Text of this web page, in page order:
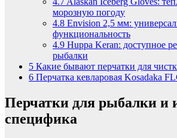
морозную погоду
4.8 Envision 2,5 мм:
функциональность
4.9 Huppa Keran: доступное
рыбалки
5 Какие бывают перчатки для
6 Перчатка кевларовая Kosadaka
Перчатки для рыбалки и
специфика